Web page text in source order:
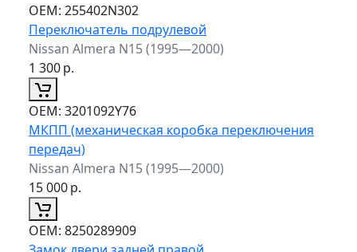
ОЕМ: 255402N302
Переключатель подрулевой
Nissan Almera N15 (1995—2000)
1 300р.
ОЕМ: 3201092Y76
МКПП (механическая коробка переключения
передач)
Nissan Almera N15 (1995—2000)
15 000р.
ОЕМ: 8250289909